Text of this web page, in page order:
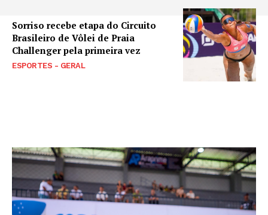
Sorriso recebe etapa do Circuito
Brasileiro de Vôlei de Praia
Challenger pela primeira vez
ESPORTES - GERAL